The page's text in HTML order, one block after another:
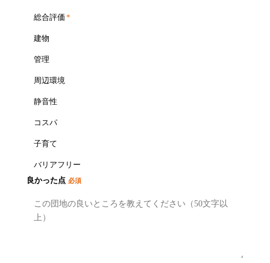
総合評価 *
建物
管理
周辺環境
静音性
コスパ
子育て
バリアフリー
良かった点 必須